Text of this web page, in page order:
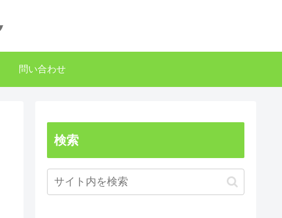
問い合わせ
検索